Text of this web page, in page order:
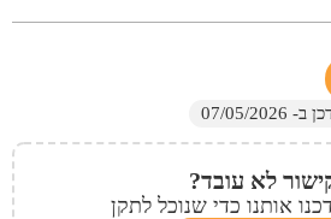
07/05/2026
לא עובד?
אותנו כדי שנוכל לתקן